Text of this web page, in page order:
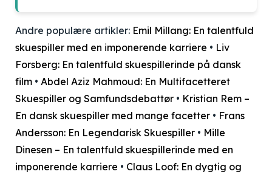
Andre populære artikler: Emil Millang: En talentfuld
skuespiller med en imponerende karriere • Liv
Forsberg: En talentfuld skuespillerinde på dansk
film • Abdel Aziz Mahmoud: En Multifacetteret
Skuespiller og Samfundsdebattør • Kristian Rem –
En dansk skuespiller med mange facetter • Frans
Andersson: En Legendarisk Skuespiller • Mille
Dinesen – En talentfuld skuespillerinde med en
imponerende karriere • Claus Loof: En dygtig og